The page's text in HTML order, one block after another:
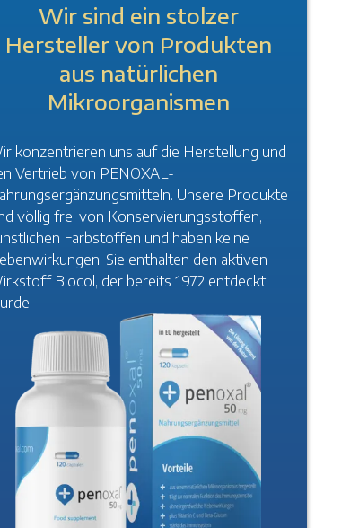
Wir sind ein stolzer
Hersteller von Produkten
aus natürlichen
Mikroorganismen
konzentrieren uns auf die Herstellung und
Vertrieb von PENOXAL-
Unsere Produkte
völlig frei von Konservierungsstoffen,
Farbstoffen und haben keine
Sie enthalten den aktiven
Biocol, der bereits 1972 entdeckt